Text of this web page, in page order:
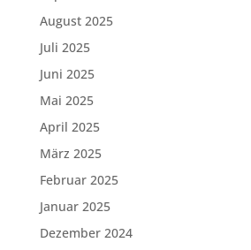
August 2025
Juli 2025
Juni 2025
Mai 2025
April 2025
März 2025
Februar 2025
Januar 2025
Dezember 2024